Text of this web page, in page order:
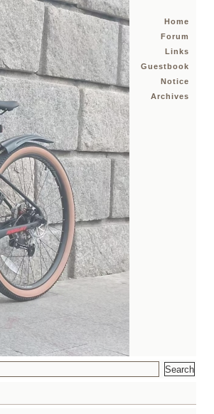
Home
Forum
Links
Guestbook
Notice
Archives